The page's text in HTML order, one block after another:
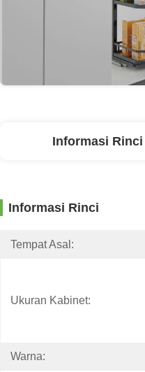
Informasi Rinci
Informasi Rinci
Tempat Asal:
Ukuran Kabinet:
Warna: